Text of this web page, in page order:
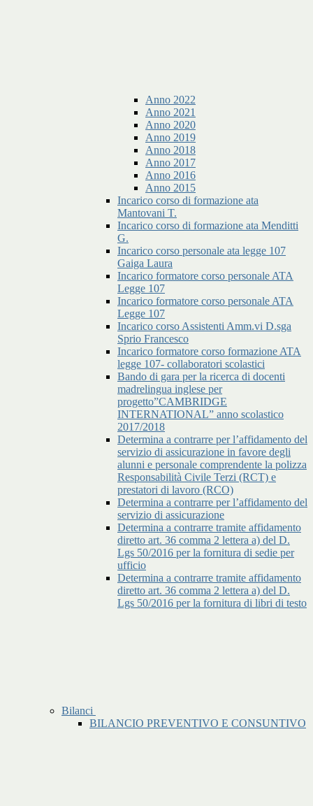
Anno 2022
Anno 2021
Anno 2020
Anno 2019
Anno 2018
Anno 2017
Anno 2016
Anno 2015
Incarico corso di formazione ata
Mantovani T.
Incarico corso di formazione ata Menditti
G.
Incarico corso personale ata legge 107
Gaiga Laura
Incarico formatore corso personale ATA
Legge 107
Incarico formatore corso personale ATA
Legge 107
Incarico corso Assistenti Amm.vi D.sga
Sprio Francesco
Incarico formatore corso formazione ATA
legge 107- collaboratori scolastici
Bando di gara per la ricerca di docenti
madrelingua inglese per
progetto”CAMBRIDGE
INTERNATIONAL” anno scolastico
2017/2018
Determina a contrarre per l’affidamento del
servizio di assicurazione in favore degli
alunni e personale comprendente la polizza
Responsabilità Civile Terzi (RCT) e
prestatori di lavoro (RCO)
Determina a contrarre per l’affidamento del
servizio di assicurazione
Determina a contrarre tramite affidamento
diretto art. 36 comma 2 lettera a) del D.
Lgs 50/2016 per la fornitura di sedie per
ufficio
Determina a contrarre tramite affidamento
diretto art. 36 comma 2 lettera a) del D.
Lgs 50/2016 per la fornitura di libri di testo
Bilanci
BILANCIO PREVENTIVO E CONSUNTIVO